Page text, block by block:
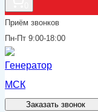
Приём звонков
Пн-Пт 9:00-18:00
Заказать звонок